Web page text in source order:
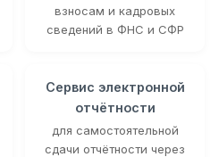
взносам и кадровых
сведений в ФНС и СФР
Сервис электронной
отчётности
для самостоятельной
сдачи отчётности через